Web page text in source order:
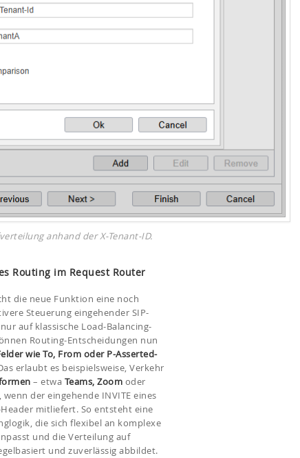
anhand der X-Tenant-ID.
Routing im Request Router
die neue Funktion eine noch
Steuerung eingehender SIP-
auf klassische Load-Balancing-
Routing-Entscheidungen nun
wie To, From oder P-Asserted-
erlaubt es beispielsweise, Verkehr
– etwa Teams, Zoom oder
der eingehende INVITE eines
mitliefert. So entsteht eine
die sich flexibel an komplexe
und die Verteilung auf
und zuverlässig abbildet.